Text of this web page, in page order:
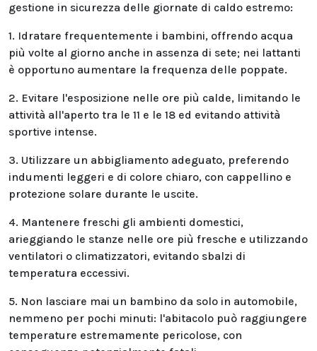
gestione in sicurezza delle giornate di caldo estremo:
1. Idratare frequentemente i bambini, offrendo acqua
più volte al giorno anche in assenza di sete; nei lattanti
è opportuno aumentare la frequenza delle poppate.
2. Evitare l'esposizione nelle ore più calde, limitando le
attività all'aperto tra le 11 e le 18 ed evitando attività
sportive intense.
3. Utilizzare un abbigliamento adeguato, preferendo
indumenti leggeri e di colore chiaro, con cappellino e
protezione solare durante le uscite.
4. Mantenere freschi gli ambienti domestici,
arieggiando le stanze nelle ore più fresche e utilizzando
ventilatori o climatizzatori, evitando sbalzi di
temperatura eccessivi.
5. Non lasciare mai un bambino da solo in automobile,
nemmeno per pochi minuti: l'abitacolo può raggiungere
temperature estremamente pericolose, con